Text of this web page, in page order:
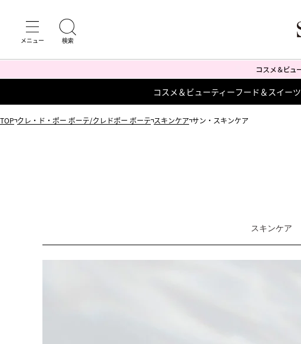
コスメ＆ビューティーフード＆スイーツ
TOP クレ・ド・ポー ボーテ/クレドポー ボーテ スキンケア サン・スキンケア
スキンケア